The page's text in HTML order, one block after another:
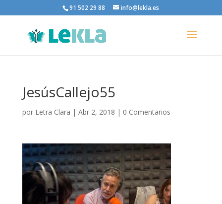
91 502 29 88 info@lekla.es
JesúsCallejo55
por Letra Clara | Abr 2, 2018 | 0 Comentarios